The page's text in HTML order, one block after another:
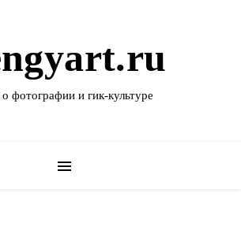
о фотографии и гик-культуре